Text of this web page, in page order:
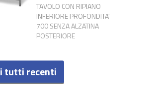
TAVOLO CON RIPIANO
INFERIORE PROFONDITA'
700 SENZA ALZATINA
POSTERIORE
tutti recenti